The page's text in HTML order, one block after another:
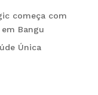
começa com
Bangu
Única